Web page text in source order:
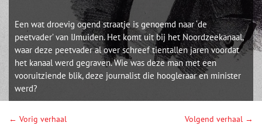
Een wat droevig ogend straatje is genoemd naar ‘de
peetvader’ van IJmuiden. Het komt uit bij het Noordzeekanaal,
waar deze peetvader al over schreef tientallen jaren voordat
het kanaal werd gegraven. Wie was deze man met een
vooruitziende blik, deze journalist die hoogleraar en minister
werd?
← Vorig verhaal Volgend verhaal →